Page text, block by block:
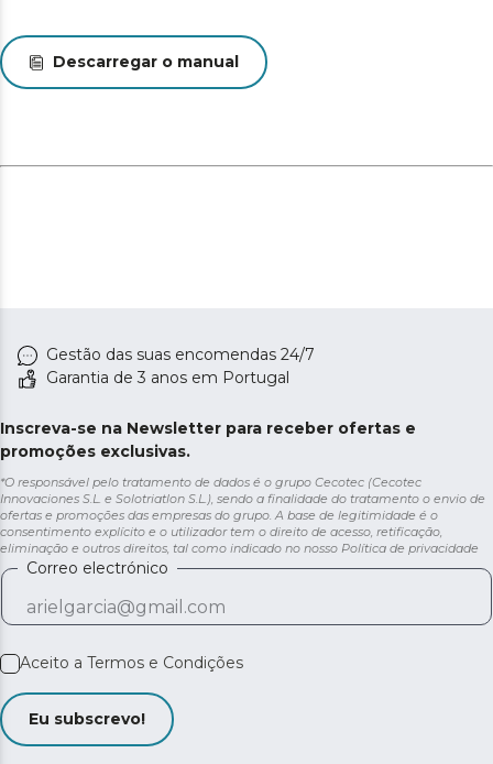
Descarregar o manual
Gestão das suas encomendas 24/7
Garantia de 3 anos em Portugal
Inscreva-se na Newsletter para receber ofertas e
promoções exclusivas.
*O responsável pelo tratamento de dados é o grupo Cecotec (Cecotec
Innovaciones S.L. e Solotriatlon S.L.), sendo a finalidade do tratamento o envio de
ofertas e promoções das empresas do grupo. A base de legitimidade é o
consentimento explícito e o utilizador tem o direito de acesso, retificação,
eliminação e outros direitos, tal como indicado no nosso Política de privacidade
Correo electrónico
Aceito a Termos e Condições
Eu subscrevo!